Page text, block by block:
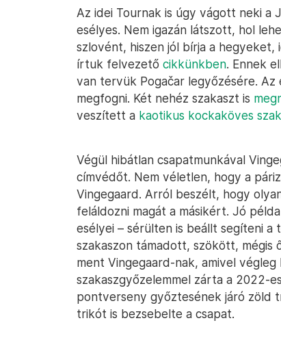
Az idei Tournak is úgy vágott neki a
esélyes. Nem igazán látszott, hol
szlovént, hiszen jól bírja a hegyeket,
írtuk felvezető cikkünkben. Ennek
van tervük Pogačar legyőzésére.
megfogni. Két nehéz szakaszt is
veszített a kaotikus kockaköves
Végül hibátlan csapatmunkával
címvédőt. Nem véletlen, hogy a
Vingegaard. Arról beszélt, hogy
feláldozni magát a másikért. Jó
esélyei – sérülten is beállt segíteni
szakaszon támadott, szökött, mégis
ment Vingegaard-nak, amivel
szakaszgyőzelemmel zárta a 2022-
pontverseny győztesének járó zöld
trikót is bezsebelte a csapat.